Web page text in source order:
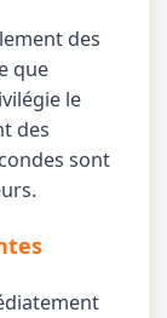
des
que
le
des
sont